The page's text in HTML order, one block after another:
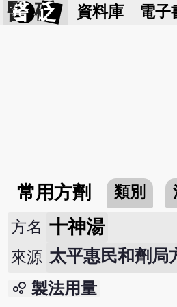
醫 砭 資料庫 電子
常用方劑 類別
方名 十神湯
來源 太平惠民和劑局
bubble_chart 製法用量